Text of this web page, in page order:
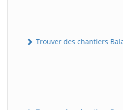
Trouver des chantiers